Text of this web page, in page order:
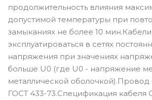
продолжительность влияния
допустимой температуры при
замыканиях не более 10
эксплуатироваться в сетях
напряжения при значениях
больше U0 (где U0 - напряжение
металлической оболочкой).Провод
ГОСТ 433-73.Спецификация кабеля